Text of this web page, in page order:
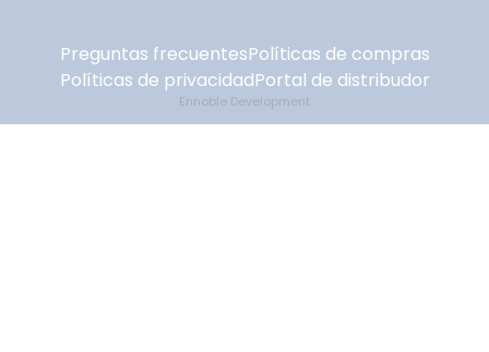
Preguntas frecuentesPolíticas de compras
Políticas de privacidadPortal de distribudor
Ennoble Development